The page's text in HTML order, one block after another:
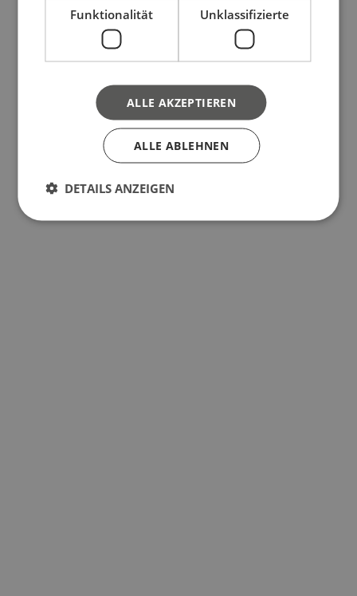
Funktionalität Unklassifizierte
ALLE AKZEPTIEREN
ALLE ABLEHNEN
DETAILS ANZEIGEN